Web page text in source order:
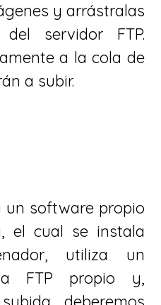
y arrástralas
servidor FTP.
a la cola de
a subir.
un software propio
el cual se instala
utiliza un
FTP propio y,